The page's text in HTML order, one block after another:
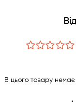
В цього товару немає